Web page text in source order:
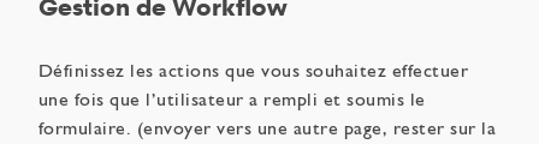
Gestion de Workflow
Définissez les actions que vous souhaitez effectuer
une fois que l’utilisateur a rempli et soumis le
formulaire. (envoyer vers une autre page, rester sur la